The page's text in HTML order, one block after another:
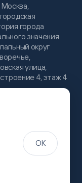
Москва,
города
значения
округ
улица,
4, этаж 4
444-16-51
OK